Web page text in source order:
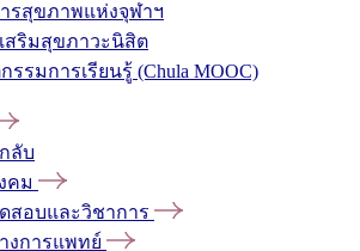
รสุขภาพแห่งจุฬาฯ
สริมสุขภาวะนิสิต
รรมการเรียนรู้ (Chula MOOC)
ลับ
คม
สอบและวิชาการ
งการแพทย์